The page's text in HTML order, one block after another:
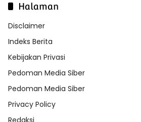
Halaman
Disclaimer
Indeks Berita
Kebijakan Privasi
Pedoman Media Siber
Pedoman Media Siber
Privacy Policy
Redaksi